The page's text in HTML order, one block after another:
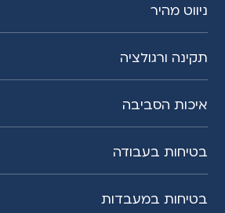
ניווט מהיר
תקינה ורגולציה
איכות הסביבה
בטיחות בעבודה
בטיחות במעבדות